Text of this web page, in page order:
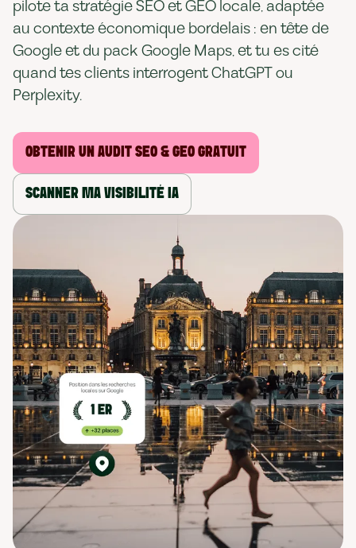
pilote ta stratégie SEO et GEO locale, adaptée
au contexte économique bordelais : en tête de
Google et du pack Google Maps, et tu es cité
quand tes clients interrogent ChatGPT ou
Perplexity.
OBTENIR UN AUDIT SEO & GEO GRATUIT
SCANNER MA VISIBILITÉ IA